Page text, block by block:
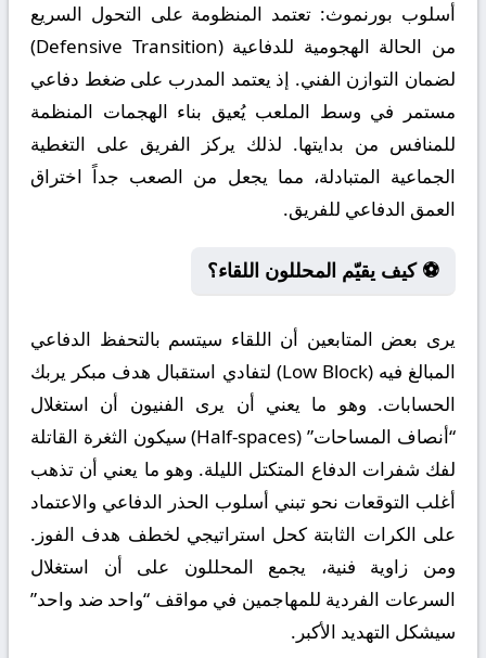
أسلوب بورنموث: تعتمد المنظومة على التحول السريع
من الحالة الهجومية للدفاعية (Defensive Transition)
لضمان التوازن الفني. إذ يعتمد المدرب على ضغط دفاعي
مستمر في وسط الملعب يُعيق بناء الهجمات المنظمة
للمنافس من بدايتها. لذلك يركز الفريق على التغطية
الجماعية المتبادلة، مما يجعل من الصعب جداً اختراق
العمق الدفاعي للفريق.
⚽ كيف يقيّم المحللون اللقاء؟
يرى بعض المتابعين أن اللقاء سيتسم بالتحفظ الدفاعي
المبالغ فيه (Low Block) لتفادي استقبال هدف مبكر يربك
الحسابات. وهو ما يعني أن يرى الفنيون أن استغلال
“أنصاف المساحات” (Half-spaces) سيكون الثغرة القاتلة
لفك شفرات الدفاع المتكتل الليلة. وهو ما يعني أن تذهب
أغلب التوقعات نحو تبني أسلوب الحذر الدفاعي والاعتماد
على الكرات الثابتة كحل استراتيجي لخطف هدف الفوز.
ومن زاوية فنية، يجمع المحللون على أن استغلال
السرعات الفردية للمهاجمين في مواقف “واحد ضد واحد”
سيشكل التهديد الأكبر.